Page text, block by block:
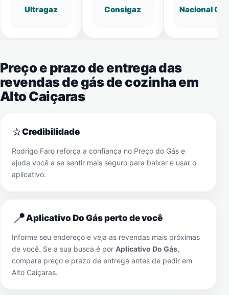
Ultragaz Consigaz Nacional Gás
Preço e prazo de entrega das
revendas de gás de cozinha em
Alto Caiçaras
⭐Credibilidade
Rodrigo Faro reforça a confiança no Preço do Gás e
ajuda você a se sentir mais seguro para baixar e usar o
aplicativo.
📍Aplicativo Do Gás perto de você
Informe seu endereço e veja as revendas mais próximas
de você. Se a sua busca é por Aplicativo Do Gás,
compare preço e prazo de entrega antes de pedir em
Alto Caiçaras.